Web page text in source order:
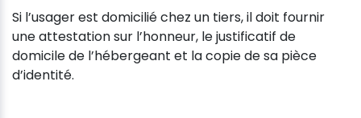
Si l’usager est domicilié chez un tiers, il doit fournir
une attestation sur l’honneur, le justificatif de
domicile de l’hébergeant et la copie de sa pièce
d’identité.